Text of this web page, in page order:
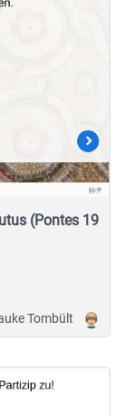
(Pontes 19
Tombült